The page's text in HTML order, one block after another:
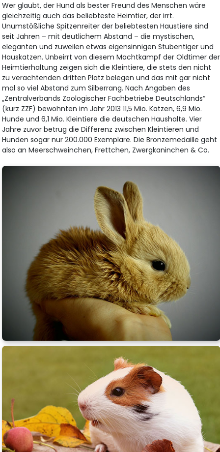
Wer glaubt, der Hund als bester Freund des Menschen wäre
gleichzeitig auch das beliebteste Heimtier, der irrt.
Unumstößliche Spitzenreiter der beliebtesten Haustiere sind
seit Jahren – mit deutlichem Abstand – die mystischen,
eleganten und zuweilen etwas eigensinnigen Stubentiger und
Hauskatzen. Unbeirrt von diesem Machtkampf der Oldtimer der
Heimtierhaltung zeigen sich die Kleintiere, die stets den nicht
zu verachtenden dritten Platz belegen und das mit gar nicht
mal so viel Abstand zum Silberrang. Nach Angaben des
„Zentralverbands Zoologischer Fachbetriebe Deutschlands“
(kurz ZZF) bewohnten im Jahr 2013 11,5 Mio. Katzen, 6,9 Mio.
Hunde und 6,1 Mio. Kleintiere die deutschen Haushalte. Vier
Jahre zuvor betrug die Differenz zwischen Kleintieren und
Hunden sogar nur 200.000 Exemplare. Die Bronzemedaille geht
also an Meerschweinchen, Frettchen, Zwergkaninchen & Co.